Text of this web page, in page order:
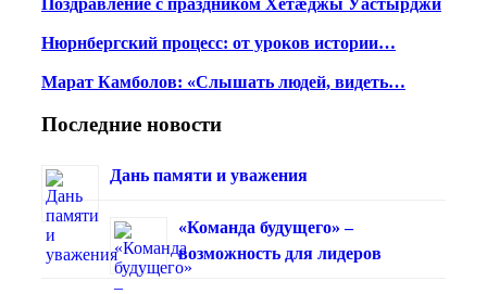
Поздравление с праздником Хетæджы Уастырджи
Нюрнбергский процесс: от уроков истории…
Марат Камболов: «Слышать людей, видеть…
Последние новости
Дань памяти и уважения
«Команда будущего» –
возможность для лидеров